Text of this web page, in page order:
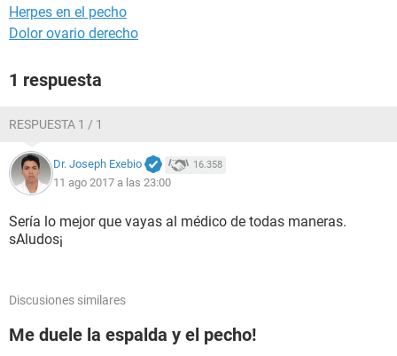
Herpes en el pecho
Dolor ovario derecho
1 respuesta
RESPUESTA 1 / 1
Dr. Joseph Exebio 16.358
11 ago 2017 a las 23:00
Sería lo mejor que vayas al médico de todas maneras.
sAludos¡
Discusiones similares
Me duele la espalda y el pecho!